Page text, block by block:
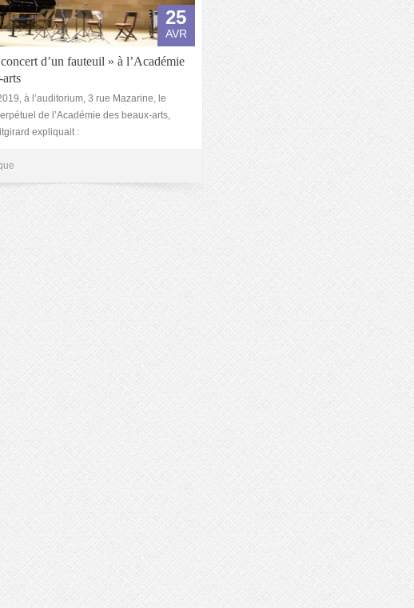
25
AVR
d’un fauteuil » à l’Académie
arts
à l’auditorium, 3 rue Mazarine, le
de l’Académie des beaux-arts,
expliquait :